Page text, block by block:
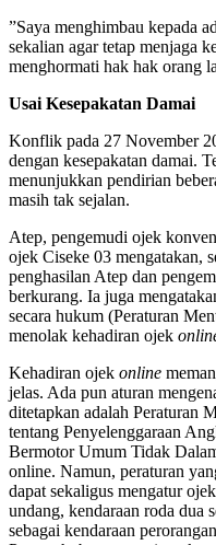
”Saya menghimbau kepada
sekalian agar tetap menjaga
menghormati hak hak orang
Usai Kesepakatan Damai
Konflik pada 27 November
dengan kesepakatan damai.
menunjukkan pendirian
masih tak sejalan.
Atep, pengemudi ojek
ojek Ciseke 03 mengatakan,
penghasilan Atep dan
berkurang. Ia juga
secara hukum (Peraturan
menolak kehadiran ojek
Kehadiran ojek online
jelas. Ada pun aturan
ditetapkan adalah Peraturan
tentang Penyelenggaraan
Bermotor Umum Tidak
online. Namun, peraturan
dapat sekaligus mengatur ojek
undang, kendaraan roda dua
sebagai kendaraan